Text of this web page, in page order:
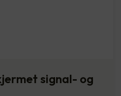
signal- og